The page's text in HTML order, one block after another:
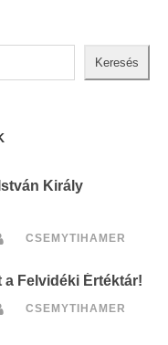
Keresés
Király
CSEMYTIHAMER
Felvidéki Értéktár!
CSEMYTIHAMER